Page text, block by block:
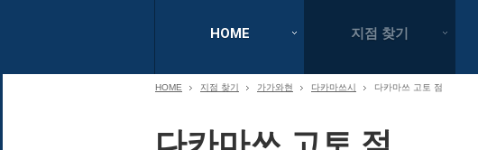
HOME 지점 찾기
HOME 지점 찾기 가가와현 다카마쓰시 다카마쓰 고토 점